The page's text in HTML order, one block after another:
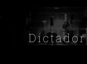
Dictador